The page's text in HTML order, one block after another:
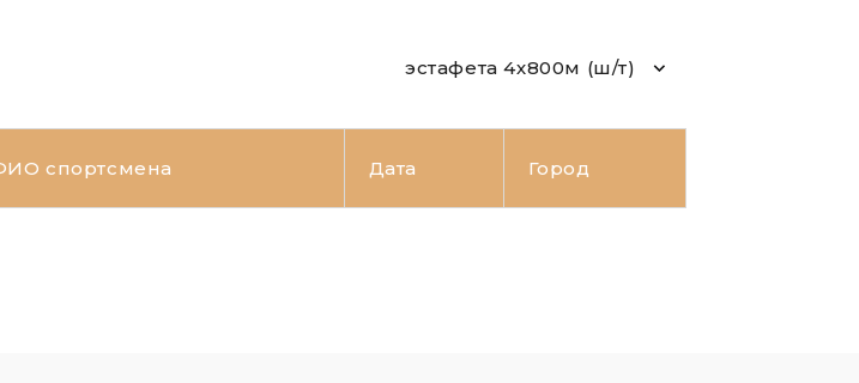
эстафета 4х800м (ш/т)
спортсмена Дата Город